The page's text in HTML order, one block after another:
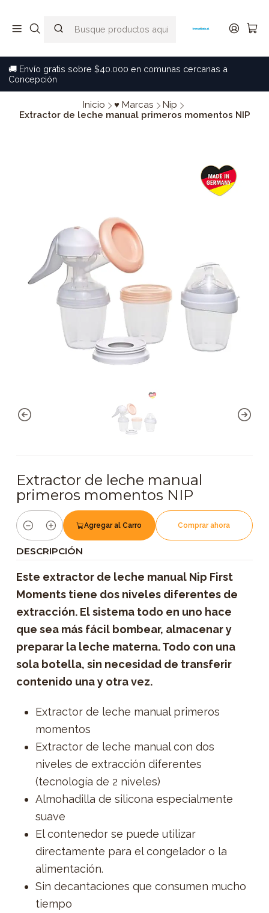
🚚 Envío gratis sobre $40.000 en comunas cercanas a
Concepción
Inicio ♥ Marcas
Nip
Extractor de leche manual primeros momentos NIP
Extractor de leche manual
primeros momentos NIP
Cantidad
Agregar al Carro Comprar ahora
DESCRIPCIÓN
Este extractor de leche manual Nip First
Moments tiene dos niveles diferentes de
extracción. El sistema todo en uno hace
que sea más fácil bombear, almacenar y
preparar la leche materna. Todo con una
sola botella, sin necesidad de transferir
contenido una y otra vez.
Extractor de leche manual primeros
momentos
Extractor de leche manual con dos
niveles de extracción diferentes
(tecnología de 2 niveles)
Almohadilla de silicona especialmente
suave
El contenedor se puede utilizar
directamente para el congelador o la
alimentación.
Sin decantaciones que consumen mucho
tiempo